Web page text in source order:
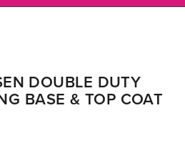
DOUBLE DUTY
BASE & TOP COAT